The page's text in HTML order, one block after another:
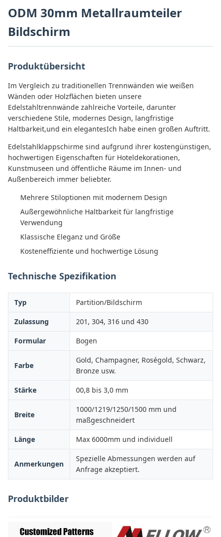
ODM 30mm Metallraumteiler
Bildschirm
Produktübersicht
Im Vergleich zu traditionellen Trennwänden wie weißen
Wänden oder Holzflächen bieten unsere
Edelstahltrennwände zahlreiche Vorteile, darunter
verschiedene Stile, modernes Design, langfristige
Haltbarkeit,und ein elegantesIch habe einen großen Auftritt.
Edelstahlklappschirme sind aufgrund ihrer kostengünstigen,
hochwertigen Eigenschaften für Hoteldekorationen,
Kunstmuseen und öffentliche Räume im Innen- und
Außenbereich immer beliebter.
Mehrere Stiloptionen mit modernem Design
Außergewöhnliche Haltbarkeit für langfristige
Verwendung
Klassische Eleganz und Größe
Kosteneffiziente und hochwertige Lösung
Technische Spezifikation
Typ Partition/Bildschirm
Zulassung 201, 304, 316 und 430
Formular Bogen
Farbe
Gold, Champagner, Roségold, Schwarz,
Bronze usw.
Stärke 00,8 bis 3,0 mm
Breite
1000/1219/1250/1500 mm und
maßgeschneidert
Länge Max 6000mm und individuell
Anmerkungen
Spezielle Abmessungen werden auf
Anfrage akzeptiert.
Produktbilder